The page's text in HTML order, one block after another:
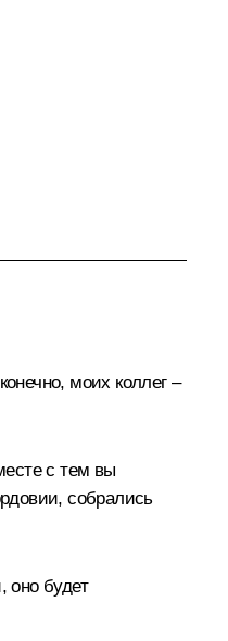
моих коллег –
с тем вы
собрались
оно будет